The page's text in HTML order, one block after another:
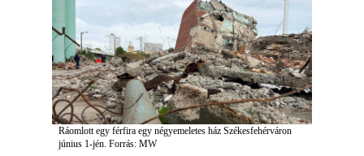
Ráomlott egy férfira egy négyemeletes ház Székesfehérváron
június 1-jén. Forrás: MW